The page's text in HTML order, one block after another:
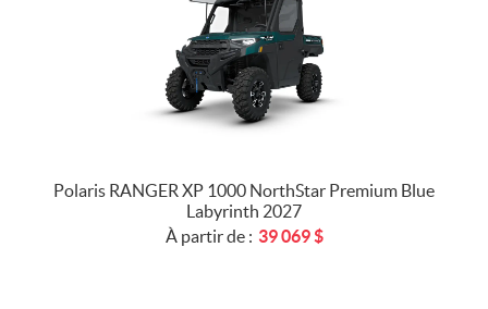
Polaris RANGER XP 1000 NorthStar Premium Blue
Labyrinth 2027
À partir de : 39 069$